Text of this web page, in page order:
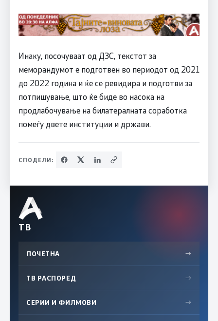
Инаку, посочуваат од ДЗС, текстот за
меморандумот е подготвен во периодот од 2021
до 2022 година и ќе се ревидира и подготви за
потпишување, што ќе биде во насока на
продлабочување на билатералната соработка
помеѓу двете институции и држави.
СПОДЕЛИ:
ТВ
ПОЧЕТНА →
ТВ РАСПОРЕД →
СЕРИИ И ФИЛМОВИ →